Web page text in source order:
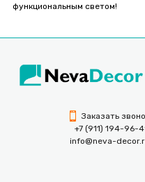
функциональным светом!
Заказать
+7 (911) 194-96-
info@neva-